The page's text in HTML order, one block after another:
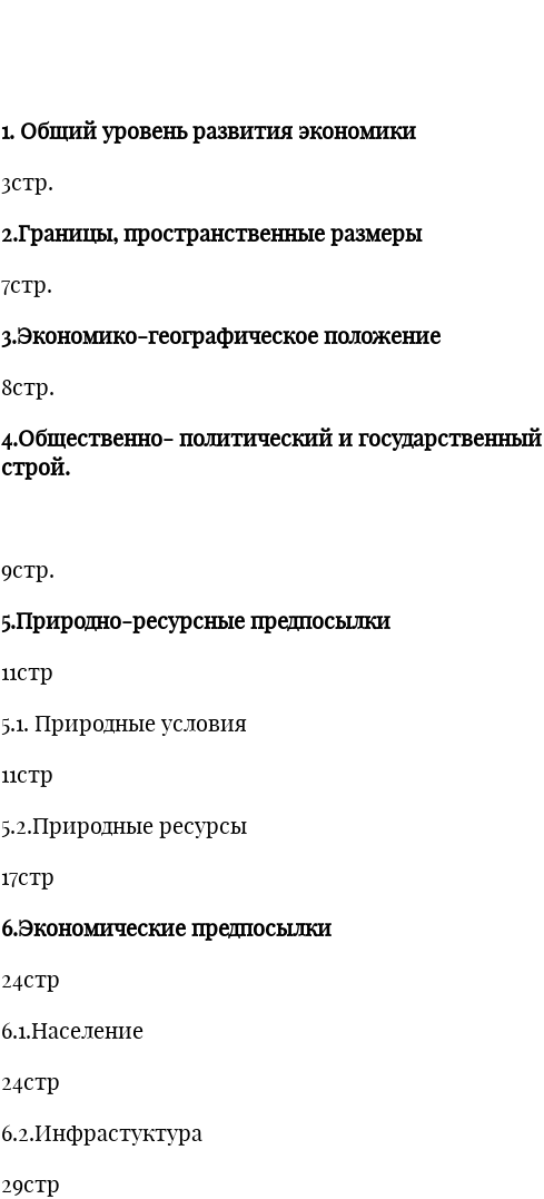
1. Общий уровень развития экономики
3стр.
2.Границы, пространственные размеры
7стр.
3.Экономико-географическое положение
8стр.
4.Общественно- политический и государственный
строй.
9стр.
5.Природно-ресурсные предпосылки
11стр
5.1. Природные условия
11стр
5.2.Природные ресурсы
17стр
6.Экономические предпосылки
24стр
6.1.Население
24стр
6.2.Инфрастуктура
29стр